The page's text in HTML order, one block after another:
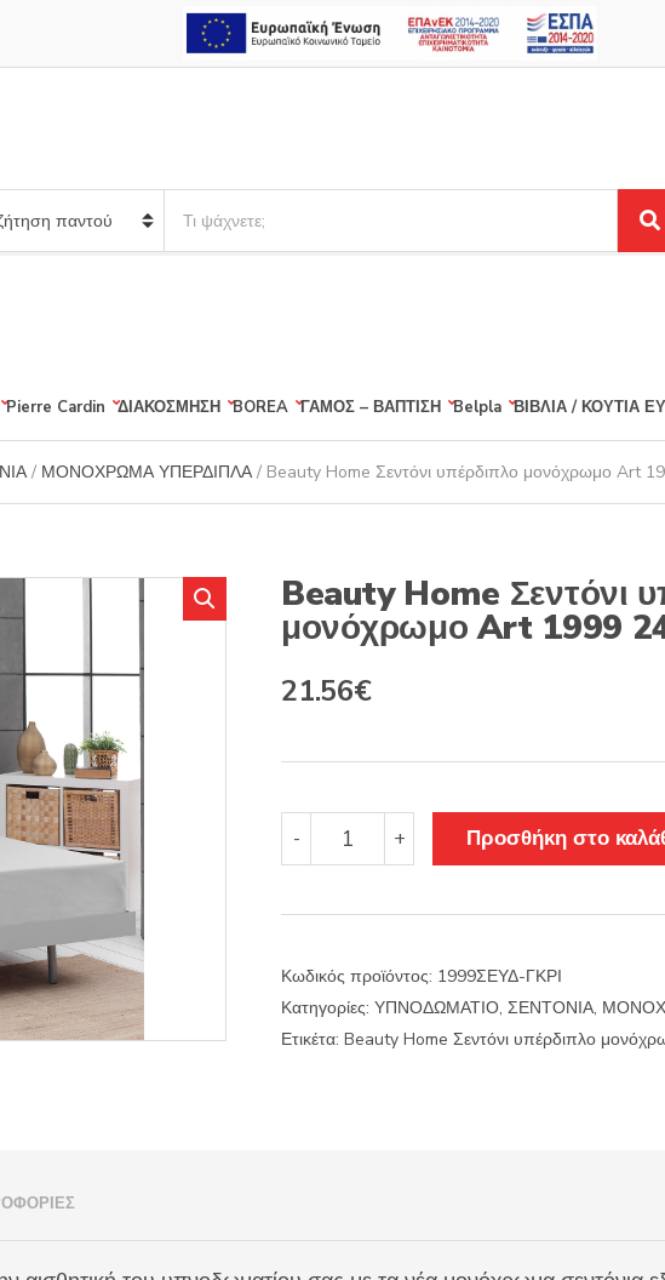
a
o
d
u
:
S
e
Pierre Cardin ΔΙΑΚΟΣΜΗΣΗ BOREA ΓΑΜΟΣ – ΒΑΠΤΙΣΗ Belpla ΒΙΒΛΙΑ / ΚΟΥΤΙΑ
/ ΜΟΝΟΧΡΩΜΑ ΥΠΕΡΔΙΠΛΑ / Beauty Home Σεντόνι υπέρδιπλο μονόχρωμο Art
Beauty Home Σεντόνι
μονόχρωμο Art 1999
Original
30.80€.
21.56€Η
είναι:
21.56€.
-
Beauty
Home
1999
240x260
Γκρι
+ Προσθήκη στο
Κωδικός προϊόντος: 1999ΣΕΥΔ-ΓΚΡΙ
Κατηγορίες: ΥΠΝΟΔΩΜΑΤΙΟ, ΣΕΝΤΟΝΙΑ,
Ετικέτα: Beauty Home Σεντόνι υπέρδιπλο